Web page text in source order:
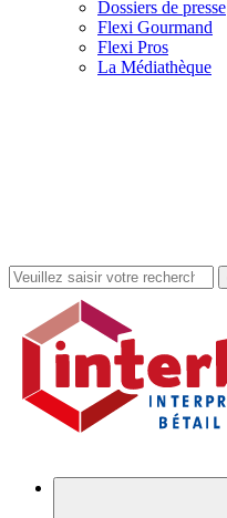
Dossiers de presse
Flexi Gourmand
Flexi Pros
La Médiathèque
Rechercher
dans
site